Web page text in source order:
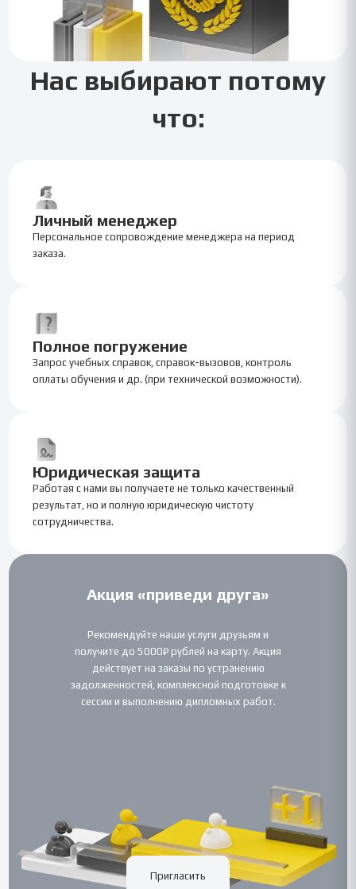
Нас выбирают потому
что:
Личный менеджер
Персональное сопровождение менеджера на период
заказа.
Полное погружение
Запрос учебных справок, справок-вызовов, контроль
оплаты обучения и др. (при технической возможности).
Юридическая защита
Работая с нами вы получаете не только качественный
результат, но и полную юридическую чистоту
сотрудничества.
Акция «приведи друга»
Рекомендуйте наши услуги друзьям и
получите до 5000₽ рублей на карту. Акция
действует на заказы по устранению
задолженностей, комплексной подготовке к
сессии и выполнению дипломных работ.
Пригласить